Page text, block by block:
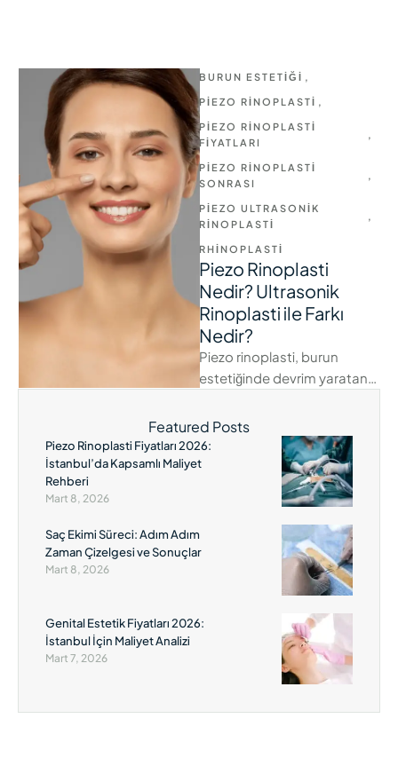
BURUN ESTETIĞI ,
PIEZO RINOPLASTI ,
PIEZO RINOPLASTI
FIYATLARI
,
PIEZO RINOPLASTI
SONRASI
,
PIEZO ULTRASONIK
RINOPLASTI
,
RHINOPLASTI
Piezo Rinoplasti
Nedir? Ultrasonik
Rinoplasti ile Farkı
Nedir?
Piezo rinoplasti, burun
estetiğinde devrim yaratan
Geleneksel burun estetiği
operasyonlarına kıyasla, çok
daha hassas …
Featured Posts
Piezo Rinoplasti Fiyatları 2026:
İstanbul’da Kapsamlı Maliyet
Rehberi
Mart 8, 2026
Saç Ekimi Süreci: Adım Adım
Zaman Çizelgesi ve Sonuçlar
Mart 8, 2026
Genital Estetik Fiyatları 2026:
İstanbul İçin Maliyet Analizi
Mart 7, 2026